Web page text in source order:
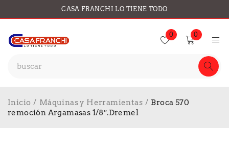
CASA FRANCHI LO TIENE TODO
0 0
Inicio / Máquinas y Herramientas / Broca 570
remoción Argamasas 1/8″.Dremel